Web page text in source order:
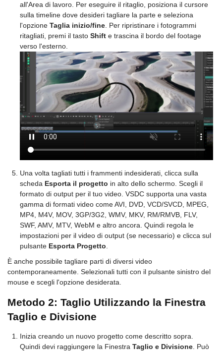
all'Area di lavoro. Per eseguire il ritaglio, posiziona il cursore
sulla timeline dove desideri tagliare la parte e seleziona
l'opzione Taglia inizio/fine. Per ripristinare i fotogrammi
ritagliati, premi il tasto Shift e trascina il bordo del footage
verso l'esterno.
Una volta tagliati tutti i frammenti indesiderati, clicca sulla
scheda Esporta il progetto in alto dello schermo. Scegli il
formato di output per il tuo video. VSDC supporta una vasta
gamma di formati video come AVI, DVD, VCD/SVCD, MPEG,
MP4, M4V, MOV, 3GP/3G2, WMV, MKV, RM/RMVB, FLV,
SWF, AMV, MTV, WebM e altro ancora. Quindi regola le
impostazioni per il video di output (se necessario) e clicca sul
pulsante Esporta Progetto
È anche possibile tagliare parti di diversi video
contemporaneamente. Selezionali tutti con il pulsante sinistro del
mouse e scegli l'opzione desiderata.
Metodo 2: Taglio Utilizzando la Finestra
Taglio e Divisione
Inizia creando un nuovo progetto come descritto sopra.
Quindi devi raggiungere la Finestra Taglio e Divisione . Può